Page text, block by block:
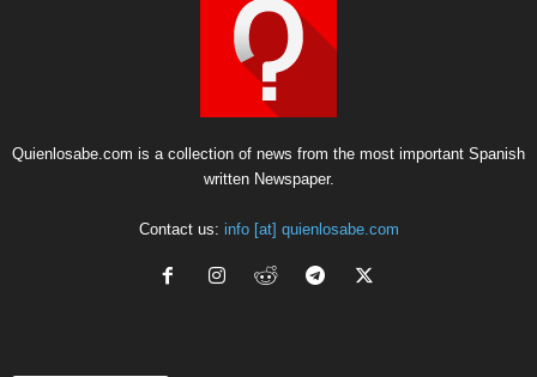
Quienlosabe.com is a collection of news from the most important Spanish
written Newspaper.
Contact us: info [at] quienlosabe.com